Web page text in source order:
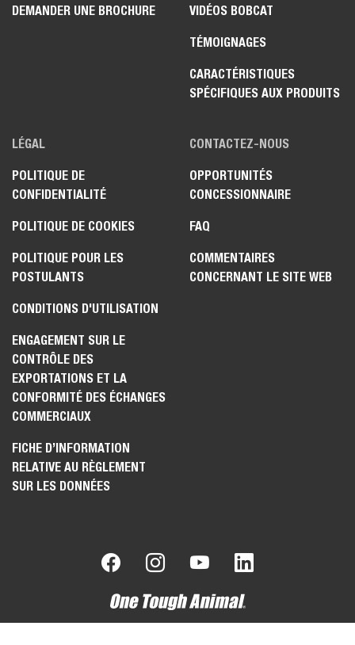
DEMANDER UNE BROCHURE VIDÉOS BOBCAT
TÉMOIGNAGES
CARACTÉRISTIQUES
SPÉCIFIQUES AUX PRODUITS
LÉGAL
POLITIQUE DE
CONFIDENTIALITÉ
POLITIQUE DE COOKIES
POLITIQUE POUR LES
POSTULANTS
CONDITIONS D'UTILISATION
ENGAGEMENT SUR LE
CONTRÔLE DES
EXPORTATIONS ET LA
CONFORMITÉ DES ÉCHANGES
COMMERCIAUX
FICHE D’INFORMATION
RELATIVE AU RÈGLEMENT
SUR LES DONNÉES
CONTACTEZ-NOUS
OPPORTUNITÉS
CONCESSIONNAIRE
FAQ
COMMENTAIRES
CONCERNANT LE SITE WEB